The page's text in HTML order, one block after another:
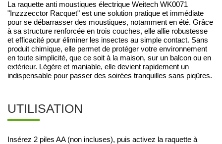
La raquette anti moustiques électrique Weitech WK0071
"Inzzzecctor Racquet" est une solution pratique et immédiate
pour se débarrasser des moustiques, notamment en été. Grâce
à sa structure renforcée en trois couches, elle allie robustesse
et efficacité pour éliminer les insectes au simple contact. Sans
produit chimique, elle permet de protéger votre environnement
en toute simplicité, que ce soit à la maison, sur un balcon ou en
extérieur. Légère et maniable, elle devient rapidement un
indispensable pour passer des soirées tranquilles sans piqûres.
UTILISATION
Insérez 2 piles AA (non incluses), puis activez la raquette à